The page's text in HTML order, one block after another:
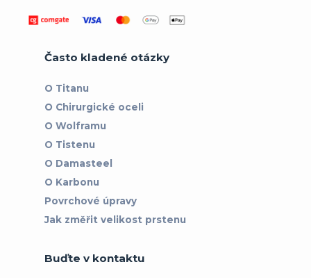
Často kladené otázky
O Titanu
O Chirurgické oceli
O Wolframu
O Tistenu
O Damasteel
O Karbonu
Povrchové úpravy
Jak změřit velikost prstenu
Buďte v kontaktu